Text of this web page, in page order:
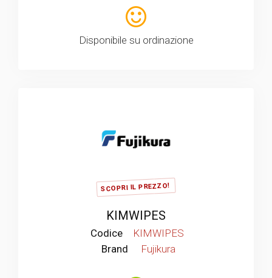
Disponibile su ordinazione
SCOPRI IL PREZZO!
KIMWIPES
Codice
KIMWIPES
Brand
Fujikura